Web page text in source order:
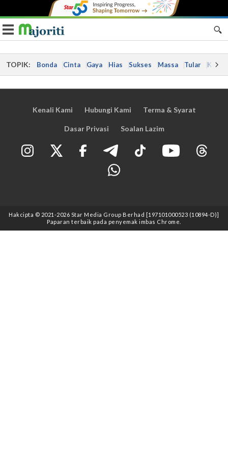
Toggle navigation
TOPIK: Bonda Cinta Gaya Hias Sukses Massa Tular Kes
Kenali Kami Hubungi Kami Terma & Syarat
Dasar Privasi Soalan Lazim
Hakcipta © 2021 -2026 Star Media Group Berhad [197101000523 (10894-D)]
Paparan terbaik pada penyemak imbas Chrome.